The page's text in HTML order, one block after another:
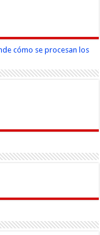
cómo se procesan los